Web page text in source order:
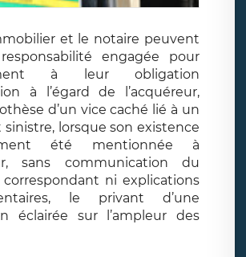
et le notaire peuvent
engagée pour
à leur obligation
à l’égard de l’acquéreur,
d’un vice caché lié à un
lorsque son existence
été mentionnée à
sans communication du
ni explications
le privant d’une
éclairée sur l’ampleur des